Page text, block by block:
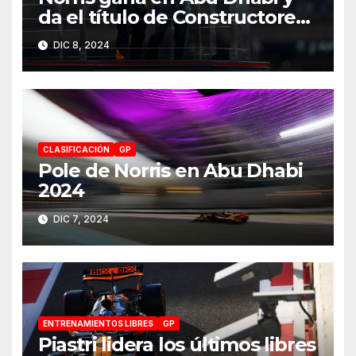
da el título de Constructores
2024 a McLaren
DIC 8, 2024
CLASIFICACIÓN GP
Pole de Norris en Abu Dhabi
2024
DIC 7, 2024
ENTRENAMIENTOS LIBRES GP
Piastri lidera los últimos libres